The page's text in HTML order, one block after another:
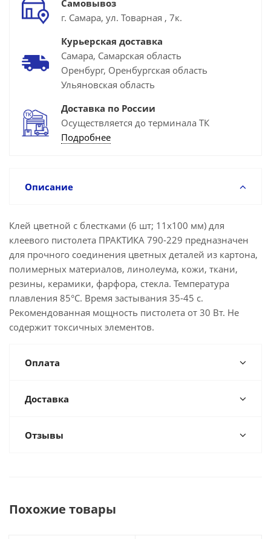
Самовывоз
г. Самара, ул. Товарная , 7к.
Курьерская доставка
Самара, Самарская область
Оренбург, Оренбургская область
Ульяновская область
Доставка по России
Осуществляется до терминала ТК
Подробнее
Описание
Клей цветной с блестками (6 шт; 11х100 мм) для
клеевого пистолета ПРАКТИКА 790-229 предназначен
для прочного соединения цветных деталей из картона,
полимерных материалов, линолеума, кожи, ткани,
резины, керамики, фарфора, стекла. Температура
плавления 85°С. Время застывания 35-45 с.
Рекомендованная мощность пистолета от 30 Вт. Не
содержит токсичных элементов.
Оплата
Доставка
Отзывы
Похожие товары